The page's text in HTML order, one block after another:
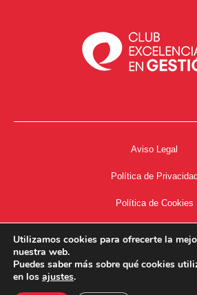
Aviso Legal
Política de Privacidad
Política de Cookies
Utilizamos cookies para ofrecerte la
nuestra web.
Puedes saber más sobre qué cookies
en los ajustes.